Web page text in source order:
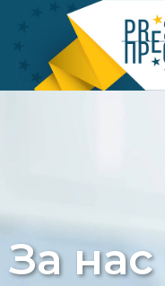
За нас